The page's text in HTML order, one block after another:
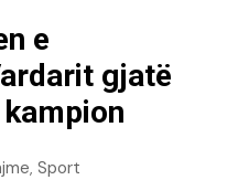
e
gjatë
, Sport